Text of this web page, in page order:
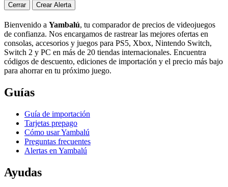
Cerrar Crear Alerta
Bienvenido a Yambalú, tu comparador de precios de videojuegos
de confianza. Nos encargamos de rastrear las mejores ofertas en
consolas, accesorios y juegos para PS5, Xbox, Nintendo Switch,
Switch 2 y PC en más de 20 tiendas internacionales. Encuentra
códigos de descuento, ediciones de importación y el precio más bajo
para ahorrar en tu próximo juego.
Guías
Guía de importación
Tarjetas prepago
Cómo usar Yambalú
Preguntas frecuentes
Alertas en Yambalú
Ayudas